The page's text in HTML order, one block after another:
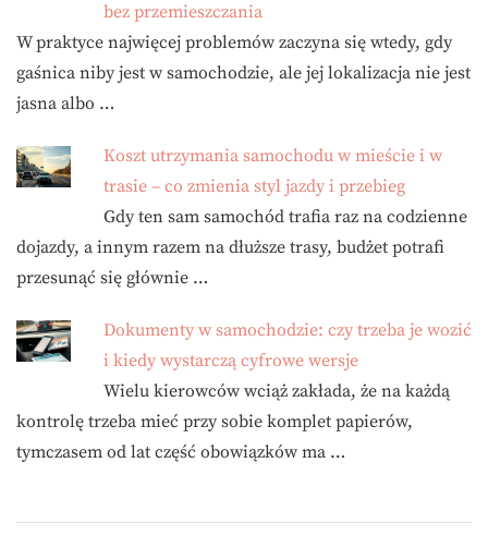
bez przemieszczania
W praktyce najwięcej problemów zaczyna się wtedy, gdy
gaśnica niby jest w samochodzie, ale jej lokalizacja nie jest
jasna albo …
Koszt utrzymania samochodu w mieście i w
trasie – co zmienia styl jazdy i przebieg
Gdy ten sam samochód trafia raz na codzienne
dojazdy, a innym razem na dłuższe trasy, budżet potrafi
przesunąć się głównie …
Dokumenty w samochodzie: czy trzeba je wozić
i kiedy wystarczą cyfrowe wersje
Wielu kierowców wciąż zakłada, że na każdą
kontrolę trzeba mieć przy sobie komplet papierów,
tymczasem od lat część obowiązków ma …